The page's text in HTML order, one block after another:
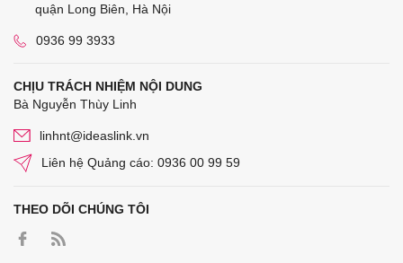
quận Long Biên, Hà Nội
0936 99 3933
CHỊU TRÁCH NHIỆM NỘI DUNG
Bà Nguyễn Thùy Linh
linhnt@ideaslink.vn
Liên hệ Quảng cáo: 0936 00 99 59
THEO DÕI CHÚNG TÔI